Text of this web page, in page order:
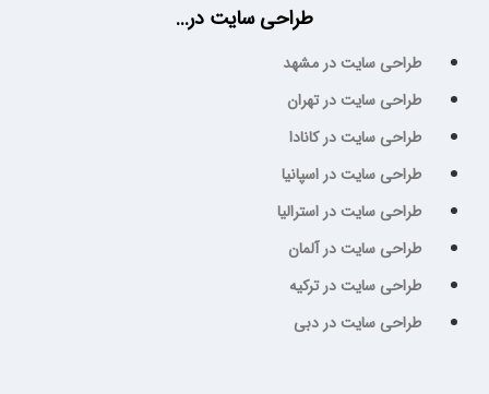
طراحی سایت در...
طراحی سایت در مشهد
طراحی سایت در تهران
طراحی سایت در کانادا
طراحی سایت در اسپانیا
طراحی سایت در استرالیا
طراحی سایت در آلمان
طراحی سایت در ترکیه
طراحی سایت در دبی